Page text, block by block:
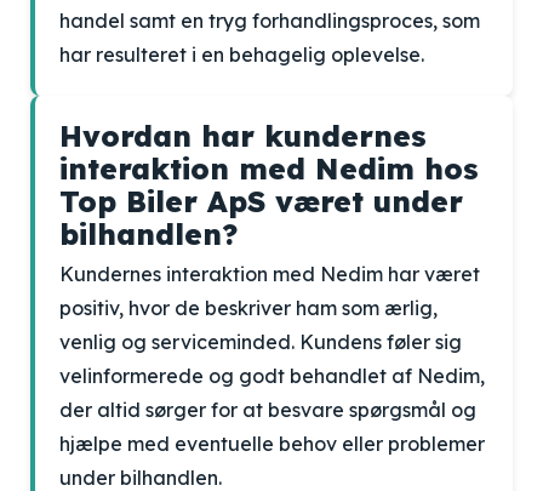
handel samt en tryg forhandlingsproces, som
har resulteret i en behagelig oplevelse.
Hvordan har kundernes
interaktion med Nedim hos
Top Biler ApS været under
bilhandlen?
Kundernes interaktion med Nedim har været
positiv, hvor de beskriver ham som ærlig,
venlig og serviceminded. Kundens føler sig
velinformerede og godt behandlet af Nedim,
der altid sørger for at besvare spørgsmål og
hjælpe med eventuelle behov eller problemer
under bilhandlen.